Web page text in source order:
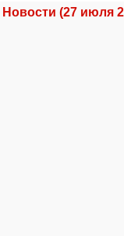
Новости (27 июля